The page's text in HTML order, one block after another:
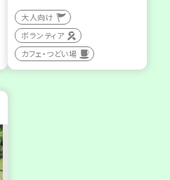
大人向け
ボランティア
カフェ・つどい場